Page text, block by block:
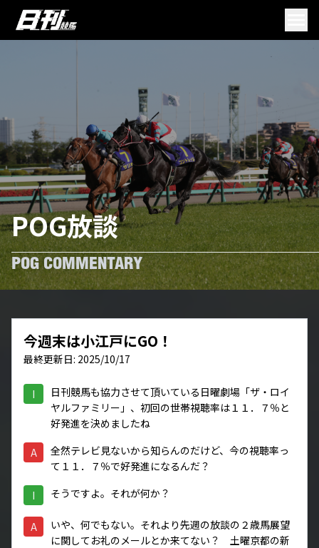
POG放談
POG COMMENTARY
今週末は小江戸にGO！
最終更新日: 2025/10/17
I
日刊競馬も協力させて頂いている日曜劇場「ザ・ロイ
ヤルファミリー」、初回の世帯視聴率は１１．７％と
好発進を決めましたね
A
全然テレビ見ないから知らんのだけど、今の視聴率っ
て１１．７％で好発進になるんだ？
I そうですよ。それが何か？
A
いや、何でもない。それより先週の放談の２歳馬展望
に関してお礼のメールとか来てない？ 土曜京都の新